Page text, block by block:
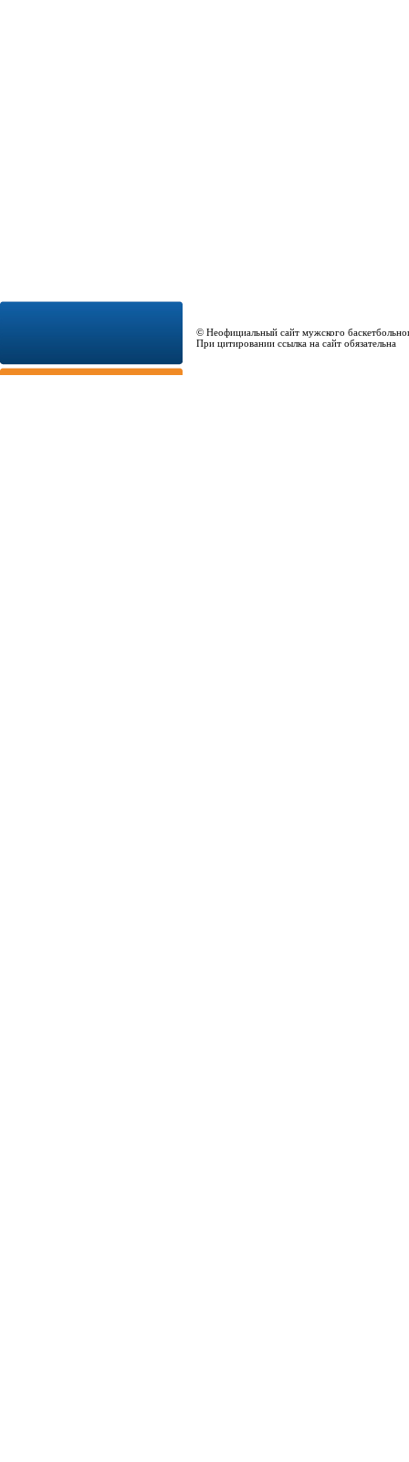
© Неофициальный сайт мужского
При цитировании ссылка на сайт обязательна